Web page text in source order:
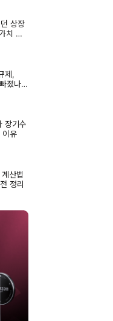
상장
치 분
제,
졌나?
장기수
이유
산법
정리